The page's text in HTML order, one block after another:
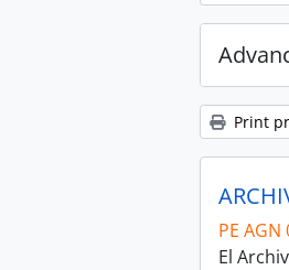
Print
PE AGN
El